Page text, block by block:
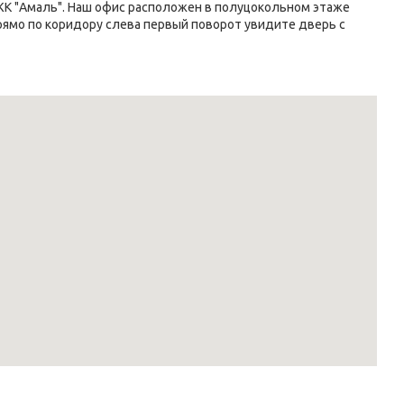
"Амаль". Наш офис расположен в полуцокольном этаже
по коридору слева первый поворот увидите дверь с